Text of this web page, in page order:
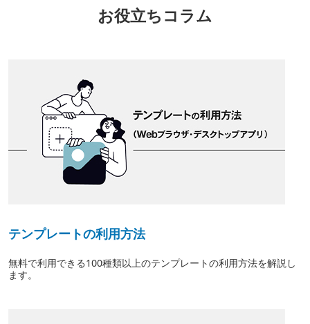
お役立ちコラム
テンプレートの利用方法
無料で利用できる100種類以上のテンプレートの利用方法を解説し
ます。